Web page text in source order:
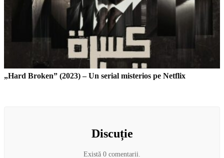
„Hard Broken” (2023) – Un serial misterios pe Netflix
Discuție
Există 0 comentarii.